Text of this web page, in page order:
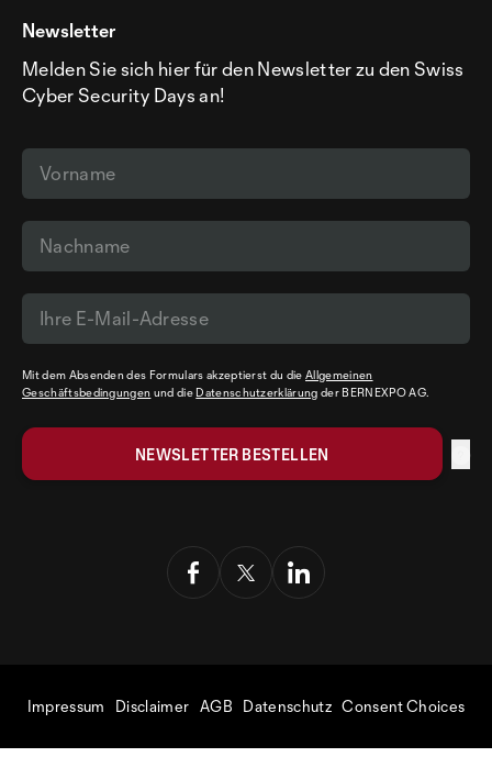
Newsletter
Melden Sie sich hier für den Newsletter zu den Swiss
Cyber Security Days an!
Mit dem Absenden des Formulars akzeptierst du dieAllgemeinen
Geschäftsbedingungen und die Datenschutzerklärung der BERNEXPO AG.
Impressum Disclaimer AGB Datenschutz Consent Choices